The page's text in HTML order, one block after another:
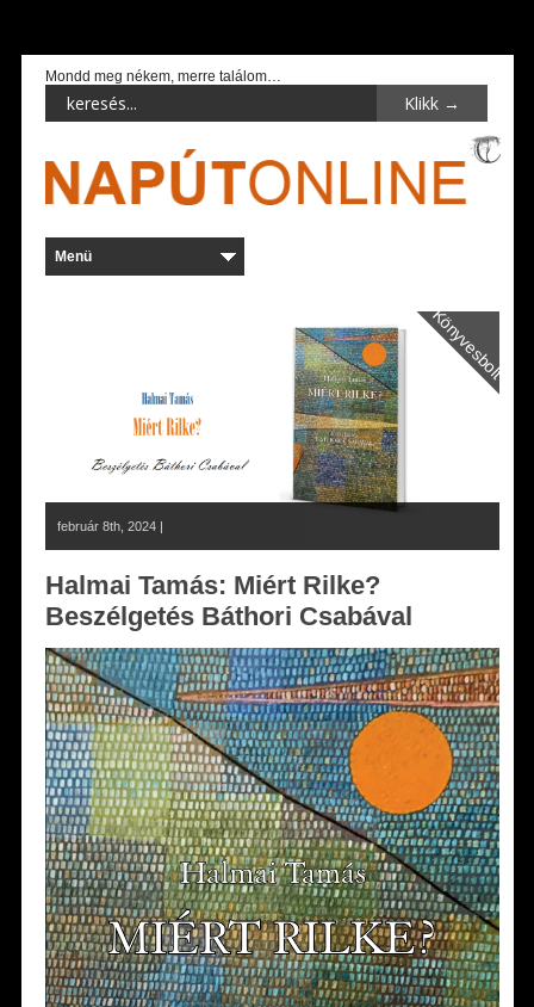
Mondd meg nékem, merre találom…
Könyvesbolt
február 8th, 2024 |
Halmai Tamás: Miért Rilke?
Beszélgetés Báthori Csabával